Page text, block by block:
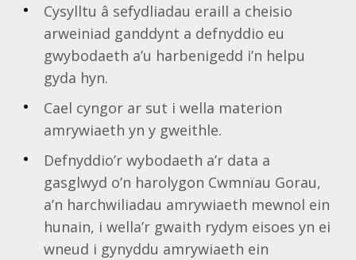
Cysylltu â sefydliadau eraill a cheisio
arweiniad ganddynt a defnyddio eu
gwybodaeth a’u harbenigedd i’n helpu
gyda hyn.
Cael cyngor ar sut i wella materion
amrywiaeth yn y gweithle.
Defnyddio’r wybodaeth a’r data a
gasglwyd o’n harolygon Cwmnïau Gorau,
a’n harchwiliadau amrywiaeth mewnol ein
hunain, i wella’r gwaith rydym eisoes yn ei
wneud i gynyddu amrywiaeth ein